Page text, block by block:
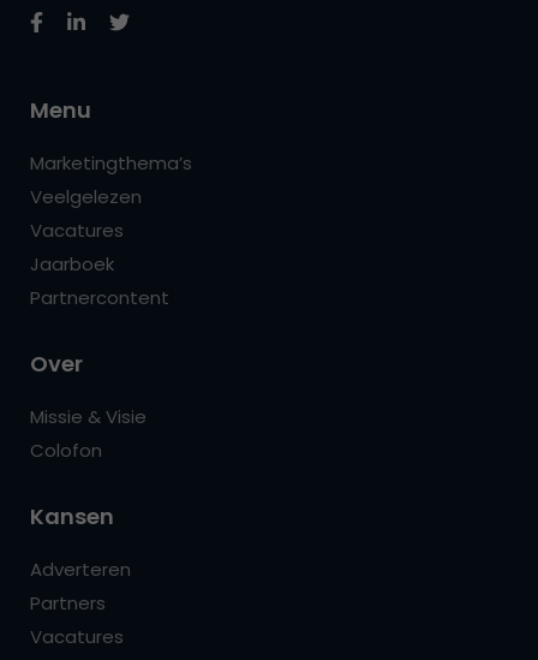
Menu
Marketingthema’s
Veelgelezen
Vacatures
Jaarboek
Partnercontent
Over
Missie & Visie
Colofon
Kansen
Adverteren
Partners
Vacatures